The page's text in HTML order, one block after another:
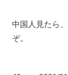
中国人見たら
ぞ。